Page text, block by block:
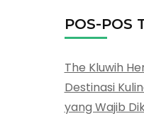
POS-POS
The Kluwih
Destinasi
yang Wajib